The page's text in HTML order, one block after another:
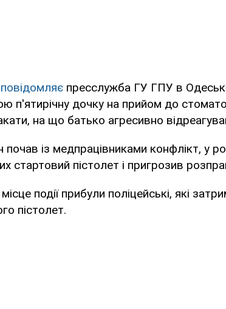
повідомляє пресслужба ГУ ГПУ в
п'ятирічну дочку на прийом до
на що батько агресивно
почав із медпрацівниками конфлікт, у
стартовий пістолет і пригрозив
події прибули поліцейські, які
пістолет.